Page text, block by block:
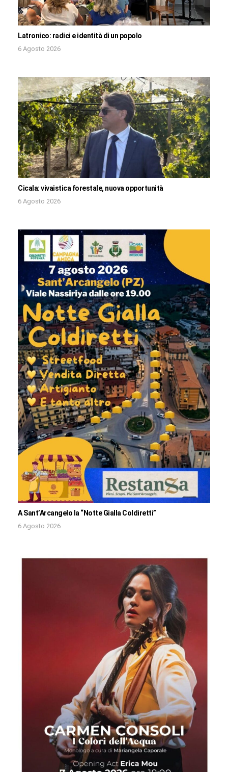
Latronico: radici e identità di un popolo
6 Agosto 2026
Cicala: vivaistica forestale, nuova opportunità
6 Agosto 2026
A Sant’Arcangelo la “Notte Gialla Coldiretti”
6 Agosto 2026